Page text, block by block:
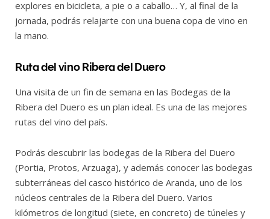
explores en bicicleta, a pie o a caballo… Y, al final de la
jornada, podrás relajarte con una buena copa de vino en
la mano.
Ruta del vino Ribera del Duero
Una visita de un fin de semana en las Bodegas de la
Ribera del Duero es un plan ideal. Es una de las mejores
rutas del vino del país.
Podrás descubrir las bodegas de la Ribera del Duero
(Portia, Protos, Arzuaga), y además conocer las bodegas
subterráneas del casco histórico de Aranda, uno de los
núcleos centrales de la Ribera del Duero. Varios
kilómetros de longitud (siete, en concreto) de túneles y